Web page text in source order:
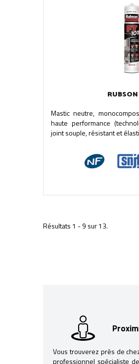
Mastic neutre,
haute performance
joint souple, résistant et
Résultats 1 - 9 sur 13.
Vous trouverez près de
professionnel spécialiste